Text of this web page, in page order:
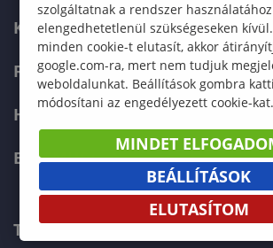
KÉPZÉSEK
FELVÉTELIZŐKNEK
HALLGATÓKNAK
ERASMUS+
TELEFONKÖNYV
szolgáltatnak a rendszer használatához
elengedhetetlenül szükségeseken
minden cookie-t elutasít, akkor
google.com-ra, mert nem tudjuk
weboldalunkat. Beállítások gombra
módosítani az engedélyezett cookie-kat.
MINDET
BEÁLLÍTÁSOK
ELUTASÍTOM